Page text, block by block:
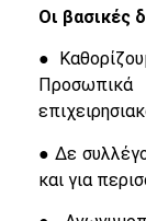
Οι βασικές
●
Προσωπικά
● Δε
και για